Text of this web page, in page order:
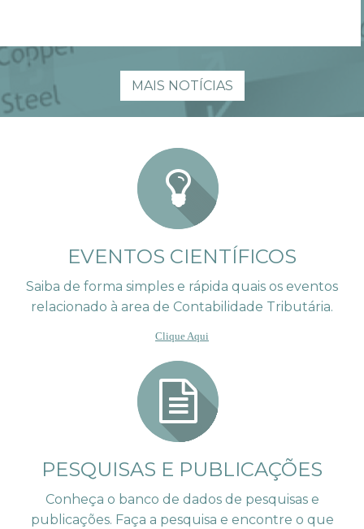
MAIS NOTÍCIAS
EVENTOS CIENTÍFICOS
Saiba de forma simples e rápida quais os eventos
relacionado à area de Contabilidade Tributária.
Clique Aqui
PESQUISAS E PUBLICAÇÕES
Conheça o banco de dados de pesquisas e
publicações. Faça a pesquisa e encontre o que